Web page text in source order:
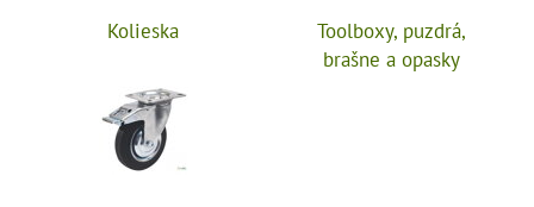
Kolieska
Toolboxy, puzdrá,
brašne a opasky